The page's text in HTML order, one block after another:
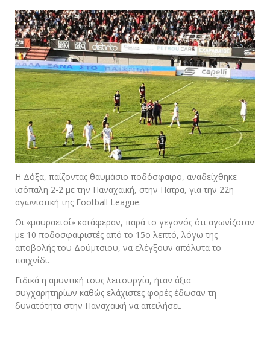
Η Δόξα, παίζοντας θαυμάσιο ποδόσφαιρο, αναδείχθηκε
ισόπαλη 2-2 με την Παναχαϊκή, στην Πάτρα, για την 22η
αγωνιστική της Football League.
Οι «μαυραετοί» κατάφεραν, παρά το γεγονός ότι αγωνίζοταν
με 10 ποδοσφαιριστές από το 15ο λεπτό, λόγω της
αποβολής του Δούμτσιου, να ελέγξουν απόλυτα το
παιχνίδι.
Ειδικά η αμυντική τους λειτουργία, ήταν άξια
συγχαρητηρίων καθώς ελάχιστες φορές έδωσαν τη
δυνατότητα στην Παναχαϊκή να απειλήσει.